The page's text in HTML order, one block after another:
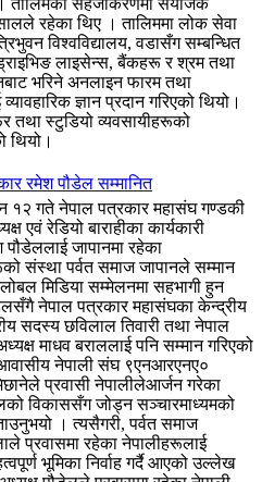
तालिमको सहजीकरणमा संयोजक
रहेका थिए । तालिममा लोक सेवा
विश्वविद्यालय, वडासँग सम्बन्धित
लाइसेन्स, बैंकहरू र श्रम तथा
भरिने अनलाइन फारम तथा
ज्ञान प्रदान गरिएको थियो।
तथा स्टुडियो व्यवसायीहरूको
थियो।
रमेश पौडेल सम्मानित
१२ गते नेपाल पत्रकार महासंघ गण्डकी
एवं रेडियो बाराहीका कार्यकारी
पौडेललाई जापानमा रहेका
संस्था पर्वत समाज जापानले सम्मान
मिडिया सम्मेलनमा सहभागी हुन
नेपाल पत्रकार महासंघका केन्द्रीय
सदस्य छविलाल तिवारी तथा नेपाल
माधव बराललाई पनि सम्मान गरिएको
नेपाली संघ ९एनआरएनए०
प्रवासी नेपालीलेआर्जन गरेका
विकाससँग जोड्न सञ्चारमाध्यमको
। त्यसैगरी, पर्वत समाज
प्रवासमा रहेका नेपालीहरूलाई
भूमिका निर्वाह गर्दै आएको उल्लेख